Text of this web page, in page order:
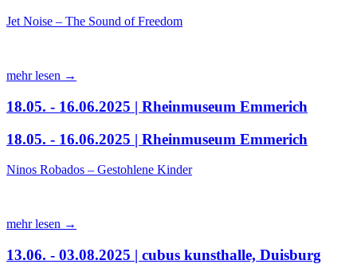
Jet Noise – The Sound of Freedom
mehr lesen →
18.05. - 16.06.2025 | Rheinmuseum Emmerich
18.05. - 16.06.2025 | Rheinmuseum Emmerich
Ninos Robados – Gestohlene Kinder
mehr lesen →
13.06. - 03.08.2025 | cubus kunsthalle, Duisburg